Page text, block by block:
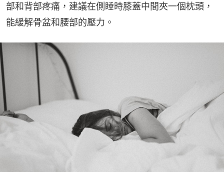
部和背部疼痛，建議在側睡時膝蓋中間夾一個枕頭，
能緩解骨盆和腰部的壓力。